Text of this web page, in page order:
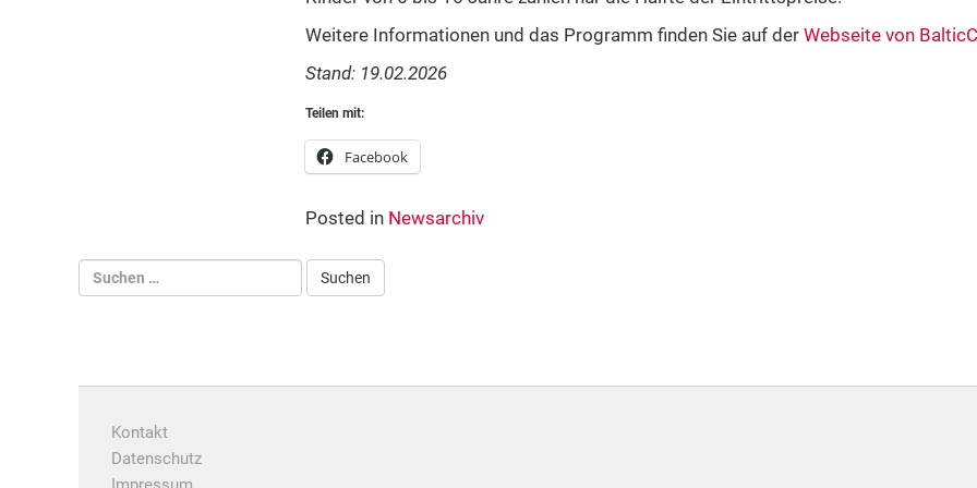
Weitere Informationen und das Programm finden Sie auf der Webseite von
Stand: 19.02.2026
Teilen mit:
Facebook
Posted in Newsarchiv
Kontakt
Datenschutz